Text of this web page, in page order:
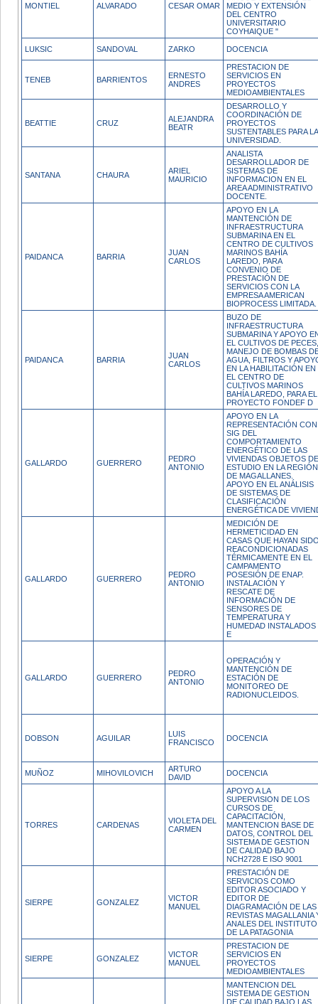
MONTIEL ALVARADO CESAR OMAR
MEDIO Y EXTENSIÓN
DEL CENTRO
UNIVERSITARIO
COYHAIQUE "
LUKSIC SANDOVAL ZARKO DOCENCIA
TENEB BARRIENTOS
ERNESTO
ANDRES
PRESTACION DE
SERVICIOS EN
PROYECTOS
MEDIOAMBIENTALES
BEATTIE CRUZ
ALEJANDRA
BEATR
DESARROLLO Y
COORDINACIÓN DE
PROYECTOS
SUSTENTABLES PARA LA
UNIVERSIDAD.
SANTANA CHAURA
ARIEL
MAURICIO
ANALISTA
DESARROLLADOR DE
SISTEMAS DE
INFORMACION EN EL
AREA ADMINISTRATIVO
DOCENTE.
PAIDANCA BARRIA
JUAN
CARLOS
APOYO EN LA
MANTENCIÓN DE
INFRAESTRUCTURA
SUBMARINA EN EL
CENTRO DE CULTIVOS
MARINOS BAHÍA
LAREDO, PARA
CONVENIO DE
PRESTACIÓN DE
SERVICIOS CON LA
EMPRESA AMERICAN
BIOPROCESS LIMITADA.
PAIDANCA BARRIA
JUAN
CARLOS
BUZO DE
INFRAESTRUCTURA
SUBMARINA Y APOYO
EL CULTIVOS DE PECES,
MANEJO DE BOMBAS
AGUA, FILTROS Y
EN LA HABILITACIÓN EN
EL CENTRO DE
CULTIVOS MARINOS
BAHÍA LAREDO, PARA EL
PROYECTO FONDEF D
GALLARDO GUERRERO
PEDRO
ANTONIO
APOYO EN LA
REPRESENTACIÓN CON
SIG DEL
COMPORTAMIENTO
ENERGÉTICO DE LAS
VIVIENDAS OBJETOS DE
ESTUDIO EN LA REGIÓN
DE MAGALLANES.
APOYO EN EL ANÁLISIS
DE SISTEMAS DE
CLASIFICACIÓN
ENERGÉTICA DE
GALLARDO GUERRERO
PEDRO
ANTONIO
MEDICIÓN DE
HERMETICIDAD EN
CASAS QUE HAYAN
REACONDICIONADAS
TÉRMICAMENTE EN EL
CAMPAMENTO
POSESIÓN DE ENAP.
INSTALACIÓN Y
RESCATE DE
INFORMACIÓN DE
SENSORES DE
TEMPERATURA Y
HUMEDAD INSTALADOS
E
GALLARDO GUERRERO
PEDRO
ANTONIO
OPERACIÓN Y
MANTENCIÓN DE
ESTACIÓN DE
MONITOREO DE
RADIONUCLEIDOS.
DOBSON AGUILAR
LUIS
FRANCISCO
DOCENCIA
MUÑOZ MIHOVILOVICH
ARTURO
DAVID
DOCENCIA
TORRES CARDENAS
VIOLETA DEL
CARMEN
APOYO A LA
SUPERVISION DE LOS
CURSOS DE
CAPACITACIÓN,
MANTENCION BASE DE
DATOS, CONTROL DEL
SISTEMA DE GESTION
DE CALIDAD BAJO
NCH2728 E ISO 9001
SIERPE GONZALEZ
VICTOR
MANUEL
PRESTACIÓN DE
SERVICIOS COMO
EDITOR ASOCIADO Y
EDITOR DE
DIAGRAMACIÓN DE LAS
REVISTAS MAGALLANIA
ANALES DEL INSTITUTO
DE LA PATAGONIA
SIERPE GONZALEZ
VICTOR
MANUEL
PRESTACION DE
SERVICIOS EN
PROYECTOS
MEDIOAMBIENTALES
MANTENCION DEL
SISTEMA DE GESTION
DE CALIDAD BAJO LAS